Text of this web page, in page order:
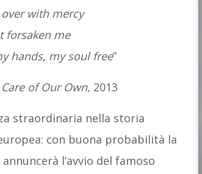
with mercy
forsaken me
hands, my soul free”
of Our Own, 2013
straordinaria nella storia
con buona probabilità la
annuncerà l’avvio del famoso